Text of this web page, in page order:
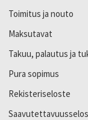
Toimitus ja nouto
Maksutavat
Takuu, palautus ja
Pura sopimus
Rekisteriseloste